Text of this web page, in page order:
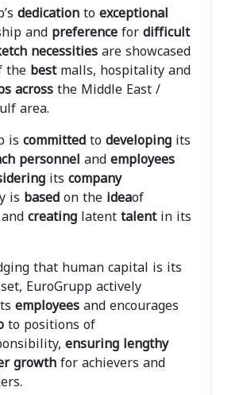
dedicationtoexceptional
andpreferencefordifficult
necessitiesare showcased
thebestmalls, hospitality and
acrossthe Middle East /
area.
iscommittedtodevelopingits
personnelandemployees
itscompany
is basedon theideaof
creatinglatenttalentin its
that human capital is its
EuroGrupp actively
employeesand encourages
to positions of
ensuringlengthy
growthfor achievers and